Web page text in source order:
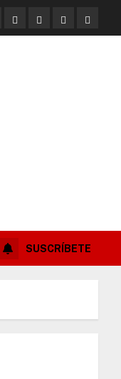
SUSCRÍBETE